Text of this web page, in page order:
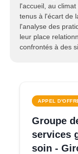
l'accueil, au
tenus à l'écart de
l'analyse des
leur place
confrontés à des
APPEL
Groupe de
services
soin -